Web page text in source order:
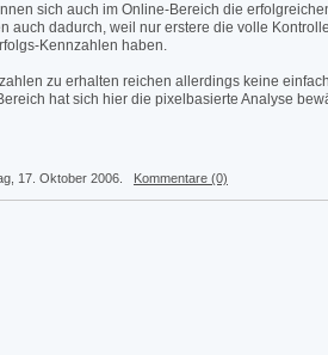
sich auch im Online-Bereich die
auch dadurch, weil nur erstere die volle
Kennzahlen haben.
zu erhalten reichen allerdings keine
hat sich hier die pixelbasierte Analyse
17. Oktober 2006. Kommentare (0)